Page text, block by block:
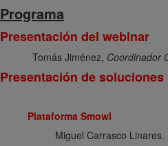
Programa
Presentación del webinar
Tomás Jiménez, Coordinador
Presentación de soluciones
Plataforma Smowl
Miguel Carrasco Linares.